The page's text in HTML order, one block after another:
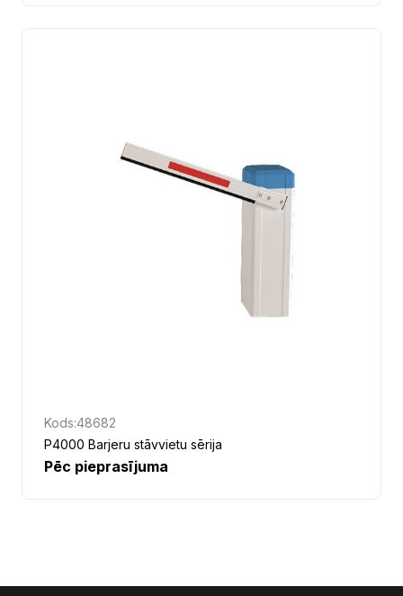
Kods:48682
P4000 Barjeru stāvvietu sērija
Pēc pieprasījuma